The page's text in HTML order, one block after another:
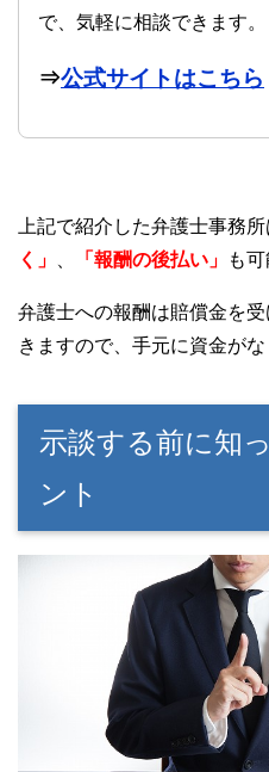
で、気軽に相談できます。
⇒公式サイトはこちら
上記で紹介した弁護士事務
く」
「報酬の後払い」 も
弁護士への報酬は賠償金を
きますので、手元に資金がな
示談する前に知
ント